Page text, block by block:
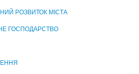
УСТАНОВИ ТА ЗАКЛАДИ
ПОСЛУГ
РОЗВИТОК МІСТА
ГОСПОДАРСТВО